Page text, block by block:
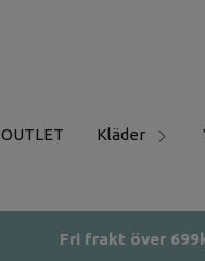
OUTLET Kläder
Fri frakt över